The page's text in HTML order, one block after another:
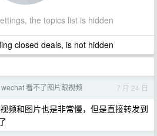
the topics list is hidden
closed deals, is not hidden
wechat 看不了图片跟视频 7 月 24 日
频和图片也是非常慢，但是直接转发到